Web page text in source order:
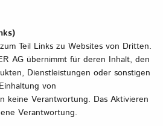
Teil Links zu Websites von Dritten.
AG übernimmt für deren Inhalt, den
Dienstleistungen oder sonstigen
von
keine Verantwortung. Das Aktivieren
Verantwortung.